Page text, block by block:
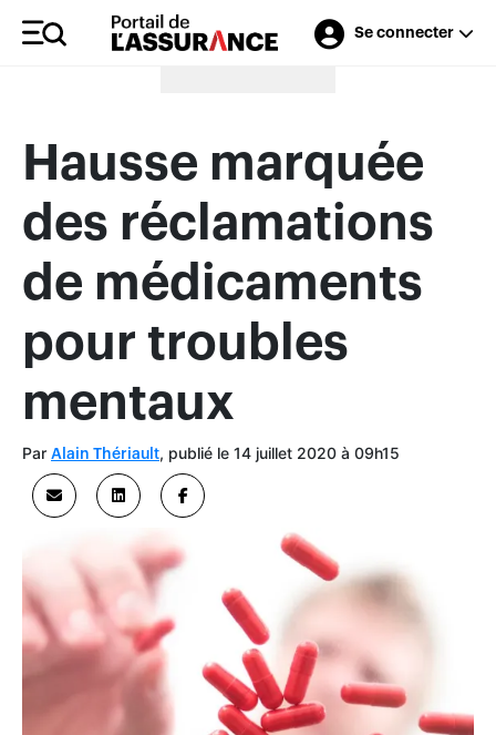
Se connecter
Merci à nos annonceurs
Hausse marquée
des réclamations
de médicaments
pour troubles
mentaux
Par Alain Thériault, publié le 14 juillet 2020 à 09h15